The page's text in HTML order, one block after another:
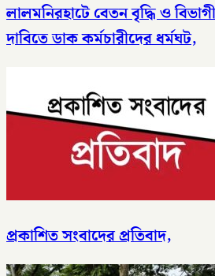
লালমনিরহাটে বেতন বৃদ্ধি ও
দাবিতে ডাক কর্মচারীদের ধর্মঘট,
প্রকাশিত সংবাদের প্রতিবাদ,